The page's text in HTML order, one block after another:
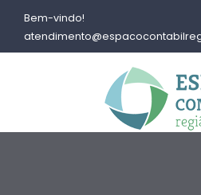
Bem-vindo!